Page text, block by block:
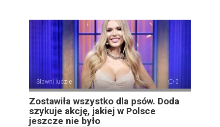
Sławni ludzie 0
Zostawiła wszystko dla psów. Doda
szykuje akcję, jakiej w Polsce
jeszcze nie było